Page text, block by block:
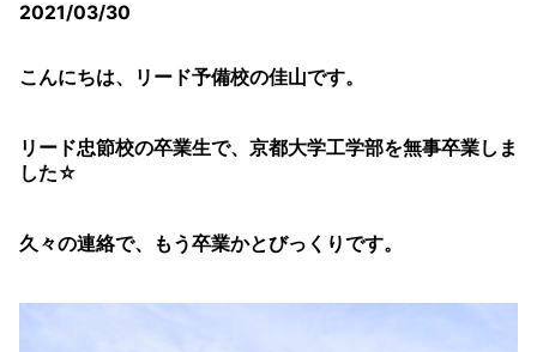
2021/03/30
こんにちは、リード予備校の佳山です。
リード忠節校の卒業生で、京都大学工学部を無事卒業しま
した☆
久々の連絡で、もう卒業かとびっくりです。